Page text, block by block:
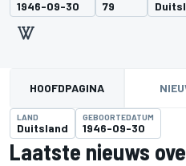
1946-09-30 79
HOOFDPAGINA
LAND
Duitsland
GEBOORTEDATUM
1946-09-30
Laatste nieuws